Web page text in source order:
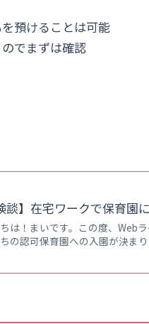
預けることは可能
でまずは確認
談】在宅ワークで保育
は！まいです。この度、Web
の認可保育園への入園が決ま